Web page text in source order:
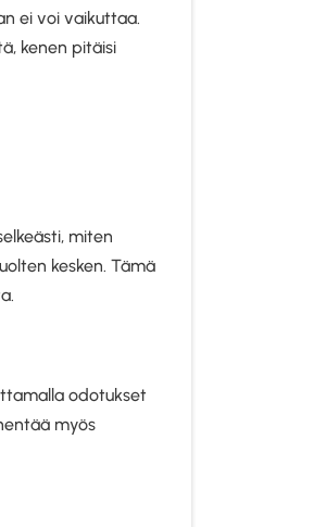
ei voi vaikuttaa.
kenen pitäisi
miten
kesken. Tämä
odotukset
myös